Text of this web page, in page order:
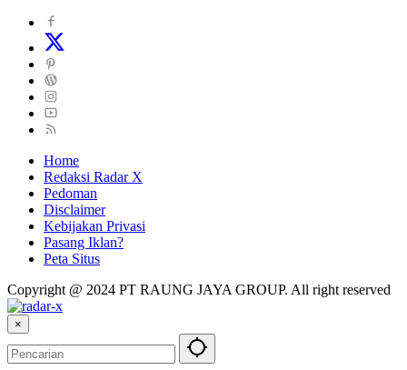
Home
Redaksi Radar X
Pedoman
Disclaimer
Kebijakan Privasi
Pasang Iklan?
Peta Situs
Copyright @ 2024 PT RAUNG JAYA GROUP. All right reserved
×